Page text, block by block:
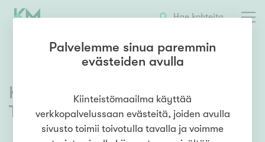
Hae kohteita
Kehrääjäntie 15,Vaunukangas
Tuusula
Palvelemme sinua paremmin
evästeiden avulla
Kiinteistömaailma käyttää
verkkopalvelussaan evästeitä, joiden avulla
sivusto toimii toivotulla tavalla ja voimme